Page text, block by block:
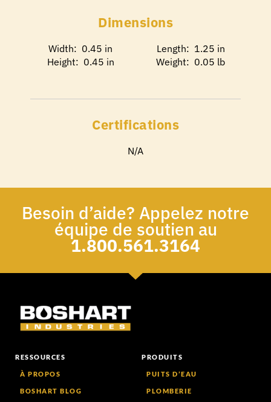
Dimensions
Width: 0.45 in
Height: 0.45 in
Length: 1.25 in
Weight: 0.05 lb
Certifications
N/A
Besoin d’aide? Appelez notre
équipe de soutien au
1.800.561.3164
RESSOURCES
À PROPOS
BOSHART BLOG
PRODUITS
PUITS D’EAU
PLOMBERIE